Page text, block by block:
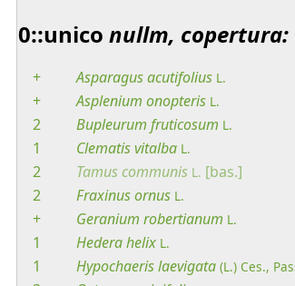
0::unico nullm, copertura:
+ Asparagusacutifolius L.
+ Asplenium onopteris L.
2 Bupleurum fruticosum L.
1 Clematisvitalba L.
2 Tamuscommunis L. [bas.]
2
Fraxinusornus L.
+ Geranium robertianum L.
1 Hederahelix L.
1 Hypochaerislaevigata (L.) Ces.,